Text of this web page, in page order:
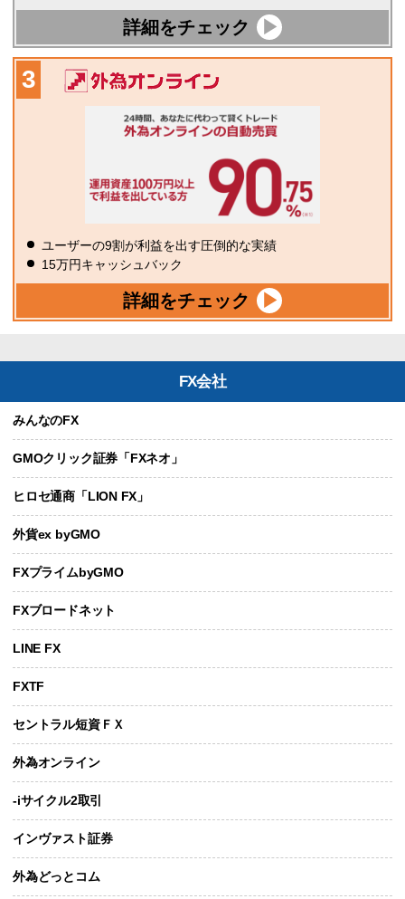
詳細をチェック
ユーザーの9割が利益を出す圧倒的な実績
15万円キャッシュバック
詳細をチェック
FX会社
みんなのFX
GMOクリック証券「FXネオ」
ヒロセ通商「LION FX」
外貨ex byGMO
FXプライムbyGMO
FXブロードネット
LINE FX
FXTF
セントラル短資ＦＸ
外為オンライン
-iサイクル2取引
インヴァスト証券
外為どっとコム